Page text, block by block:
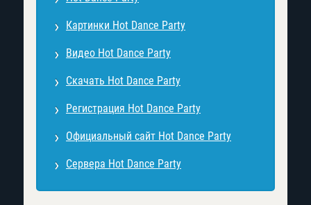
Картинки Hot Dance Party
Видео Hot Dance Party
Скачать Hot Dance Party
Регистрация Hot Dance Party
Официальный сайт Hot Dance Party
Сервера Hot Dance Party